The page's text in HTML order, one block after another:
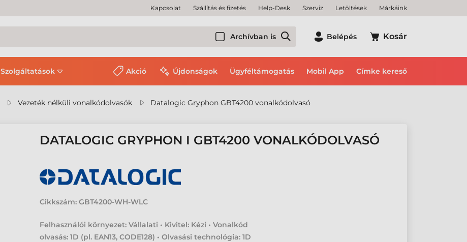
Kapcsolat Szállítás és fizetés Help-Desk Szerviz Letöltések Márkáink
Archívban is Belépés Kosár
Szolgáltatások Akció Újdonságok Ügyféltámogatás Mobil App Címke kereső
Vezeték nélküli vonalkódolvasók Datalogic Gryphon GBT4200 vonalkódolvasó
DATALOGIC GRYPHON I GBT4200 VONALKÓDOLVASÓ
Cikkszám: GBT4200-WH-WLC
Felhasználói környezet: Vállalati • Kivitel: Kézi • Vonalkód
olvasás: 1D (pl. EAN13, CODE128) • Olvasási technológia: 1D